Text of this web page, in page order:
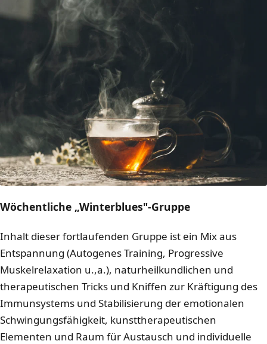
Wöchentliche „Winterblues"-Gruppe
Inhalt dieser fortlaufenden Gruppe ist ein Mix aus
Entspannung (Autogenes Training, Progressive
Muskelrelaxation u.,a.), naturheilkundlichen und
therapeutischen Tricks und Kniffen zur Kräftigung des
Immunsystems und Stabilisierung der emotionalen
Schwingungsfähigkeit, kunsttherapeutischen
Elementen und Raum für Austausch und individuelle